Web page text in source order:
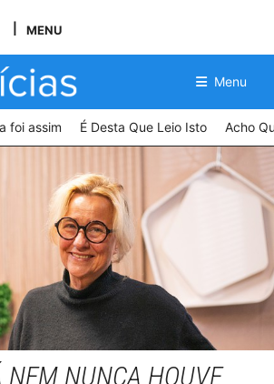
MENU
Menu
foi assim É Desta Que Leio Isto Acho
NEM NUNCA HOUVE
Diogo Gomes | MadreMedia